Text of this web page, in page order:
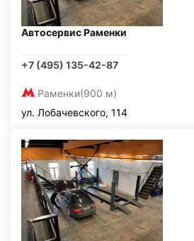
Автосервис Раменки
+7 (495) 135-42-87
Раменки(900 м)
ул. Лобачевского, 114